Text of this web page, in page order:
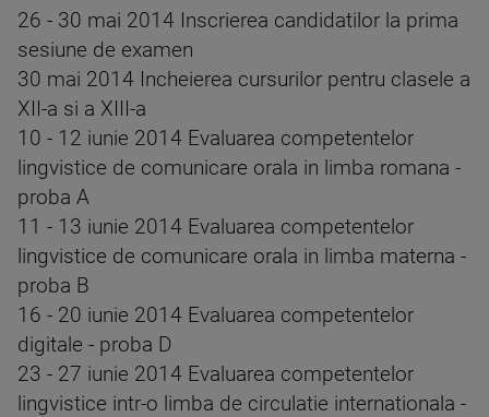
26 - 30 mai 2014 Inscrierea candidatilor la prima
sesiune de examen
30 mai 2014 Incheierea cursurilor pentru clasele a
XII-a si a XIII-a
10 - 12 iunie 2014 Evaluarea competentelor
lingvistice de comunicare orala in limba romana -
proba A
11 - 13 iunie 2014 Evaluarea competentelor
lingvistice de comunicare orala in limba materna -
proba B
16 - 20 iunie 2014 Evaluarea competentelor
digitale - proba D
23 - 27 iunie 2014 Evaluarea competentelor
lingvistice intr-o limba de circulatie internationala -